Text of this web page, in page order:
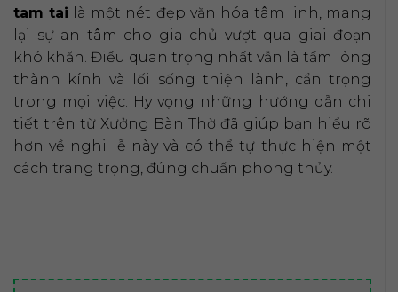
tam tai là một nét đẹp văn hóa tâm linh, mang
lại sự an tâm cho gia chủ vượt qua giai đoạn
khó khăn. Điều quan trọng nhất vẫn là tấm lòng
thành kính và lối sống thiện lành, cẩn trọng
trong mọi việc. Hy vọng những hướng dẫn chi
tiết trên từ Xưởng Bàn Thờ đã giúp bạn hiểu rõ
hơn về nghi lễ này và có thể tự thực hiện một
cách trang trọng, đúng chuẩn phong thủy.